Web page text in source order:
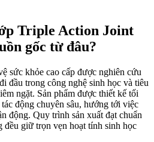
Triple Action Joint
gốc từ đâu?
sức khỏe cao cấp được nghiên cứu
đầu trong công nghệ sinh học và tiêu
ngặt. Sản phẩm được thiết kế tối
động chuyên sâu, hướng tới việc
động. Quy trình sản xuất đạt chuẩn
đều giữ trọn vẹn hoạt tính sinh học